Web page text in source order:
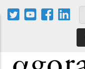
Aller
au